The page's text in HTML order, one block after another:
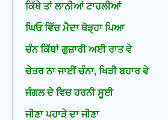
ਕਿੱਥੇ ਤਾਂ ਲਾਨੀਆਂ ਟਾਹਲੀਆਂ
ਘਿਓ ਵਿੱਚ ਮੈਦਾ ਥੋੜ੍ਹਾ ਪਿਆ
ਚੰਨ ਕਿੱਥਾਂ ਗੁਜ਼ਾਰੀ ਅਈ ਰਾਤ ਵੇ
ਚੇਤਰ ਨਾ ਜਾਈਂ ਚੰਨਾ, ਖਿੜੀ ਬਹਾਰ ਵੇ
ਜੰਗਲ ਦੇ ਵਿਚ ਹਰਨੀ ਸੂਈ
ਜੀਣਾ ਪਹਾੜੇ ਦਾ ਜੀਣਾ